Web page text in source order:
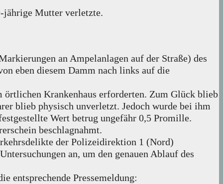
jährige Mutter verletzte.
an Ampelanlagen auf der Straße) des
eben diesem Damm nach links auf die
Krankenhaus erforderten. Zum Glück blieb
blieb physisch unverletzt. Jedoch wurde bei ihm
Wert betrug ungefähr 0,5 Promille.
beschlagnahmt.
der Polizeidirektion 1 (Nord)
an, um den genauen Ablauf des
entsprechende Pressemeldung: